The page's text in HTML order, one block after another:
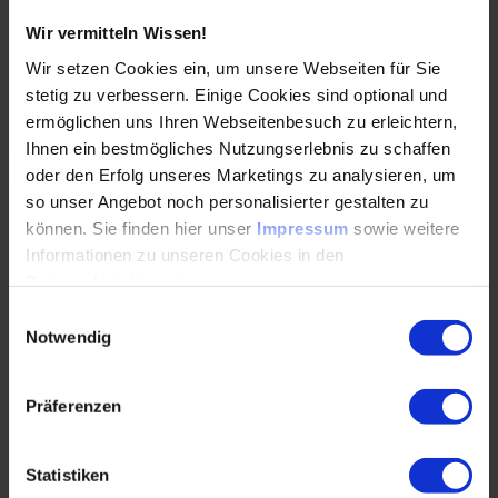
Wir vermitteln Wissen!
Wir setzen Cookies ein, um unsere Webseiten für Sie
stetig zu verbessern. Einige Cookies sind optional und
ermöglichen uns Ihren Webseitenbesuch zu erleichtern,
Ihnen ein bestmögliches Nutzungserlebnis zu schaffen
oder den Erfolg unseres Marketings zu analysieren, um
so unser Angebot noch personalisierter gestalten zu
können. Sie finden hier unser Impressum sowie weitere
Informationen zu unseren Cookies in den
Notwendig
Präferenzen
Statistiken
Entwicklungen…
WEITERLESEN
Die Fabrik von morgen wird ein
Rechenzentrum sein
20.06.2024
Wie lassen sich IT und OT, also
Technologien, erfolgreich in der
Fertigungsautomation miteinander vernetzen?…